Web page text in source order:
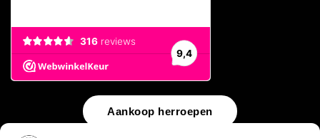
Aankoop herroepen